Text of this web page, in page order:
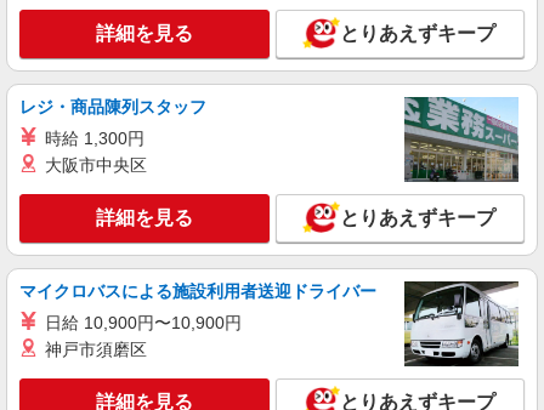
詳細を見る とりあえずキープ
レジ・商品陳列スタッフ
時給 1,300円
大阪市中央区
詳細を見る とりあえずキープ
マイクロバスによる施設利用者送迎ドライバー
日給 10,900円〜10,900円
神戸市須磨区
詳細を見る とりあえずキープ